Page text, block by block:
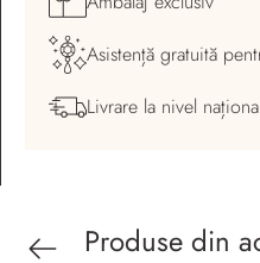
Asistență gratuită
Livrare la nivel național
Produse din